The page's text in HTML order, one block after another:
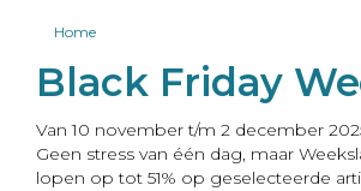
Home
Black Friday
Van 10 november t/m 2 december
Geen stress van één dag, maar
lopen op tot 51% op geselecteerde